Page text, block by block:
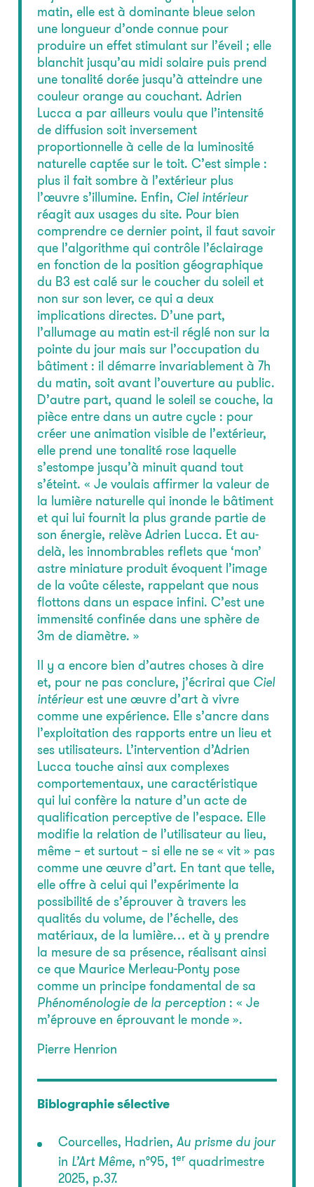
matin, elle est à dominante bleue selon
une longueur d’onde connue pour
produire un effet stimulant sur l’éveil ; elle
blanchit jusqu’au midi solaire puis prend
une tonalité dorée jusqu’à atteindre une
couleur orange au couchant. Adrien
Lucca a par ailleurs voulu que l’intensité
de diffusion soit inversement
proportionnelle à celle de la luminosité
naturelle captée sur le toit. C’est simple :
plus il fait sombre à l’extérieur plus
l’œuvre s’illumine. Enfin, Ciel intérieur
réagit aux usages du site. Pour bien
comprendre ce dernier point, il faut savoir
que l’algorithme qui contrôle l’éclairage
en fonction de la position géographique
du B3 est calé sur le coucher du soleil et
non sur son lever, ce qui a deux
implications directes. D’une part,
l’allumage au matin est-il réglé non sur la
pointe du jour mais sur l’occupation du
bâtiment : il démarre invariablement à 7h
du matin, soit avant l’ouverture au public.
D’autre part, quand le soleil se couche, la
pièce entre dans un autre cycle : pour
créer une animation visible de l’extérieur,
elle prend une tonalité rose laquelle
s’estompe jusqu’à minuit quand tout
s’éteint. « Je voulais affirmer la valeur de
la lumière naturelle qui inonde le bâtiment
et qui lui fournit la plus grande partie de
son énergie, relève Adrien Lucca. Et au-
delà, les innombrables reflets que ‘mon’
astre miniature produit évoquent l’image
de la voûte céleste, rappelant que nous
flottons dans un espace infini. C’est une
immensité confinée dans une sphère de
3m de diamètre. »
Il y a encore bien d’autres choses à dire
et, pour ne pas conclure, j’écrirai que Ciel
intérieurest une œuvre d’art à vivre
comme une expérience. Elle s’ancre dans
l’exploitation des rapports entre un lieu et
ses utilisateurs. L’intervention d’Adrien
Lucca touche ainsi aux complexes
comportementaux, une caractéristique
qui lui confère la nature d’un acte de
qualification perceptive de l’espace. Elle
modifie la relation de l’utilisateur au lieu,
même – et surtout – si elle ne se « vit » pas
comme une œuvre d’art. En tant que telle,
elle offre à celui qui l’expérimente la
possibilité de s’éprouver à travers les
qualités du volume, de l’échelle, des
matériaux, de la lumière… et à y prendre
la mesure de sa présence, réalisant ainsi
ce que Maurice Merleau-Ponty pose
comme un principe fondamental de sa
Phénoménologie de la perception : « Je
m’éprouve en éprouvant le monde ».
Pierre Henrion
Biblographie sélective
Courcelles, Hadrien, Au prisme du jour
in L’Art Même, n°95, 1erquadrimestre
2025, p.37.